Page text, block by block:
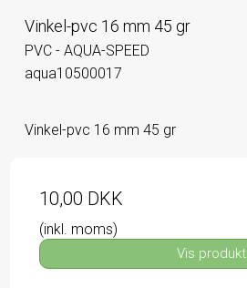
Vinkel-pvc 16 mm 45 gr
PVC - AQUA-SPEED
aqua10500017
Vinkel-pvc 16 mm 45 gr
10,00 DKK
(inkl. moms)
Vis produkt